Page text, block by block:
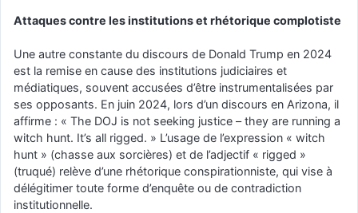
Attaques contre les institutions et rhétorique complotiste
Une autre constante du discours de Donald Trump en 2024
est la remise en cause des institutions judiciaires et
médiatiques, souvent accusées d’être instrumentalisées par
ses opposants. En juin 2024, lors d’un discours en Arizona, il
affirme : « The DOJ is not seeking justice – they are running a
witch hunt. It’s all rigged. » L’usage de l’expression « witch
hunt » (chasse aux sorcières) et de l’adjectif « rigged »
(truqué) relève d’une rhétorique conspirationniste, qui vise à
délégitimer toute forme d’enquête ou de contradiction
institutionnelle.